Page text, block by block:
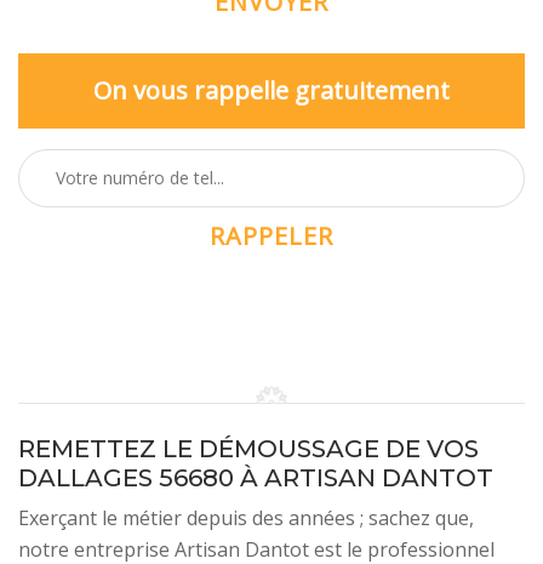
On vous rappelle gratuitement
REMETTEZ LE DÉMOUSSAGE DE VOS
DALLAGES 56680 À ARTISAN DANTOT
Exerçant le métier depuis des années ; sachez que,
notre entreprise Artisan Dantot est le professionnel